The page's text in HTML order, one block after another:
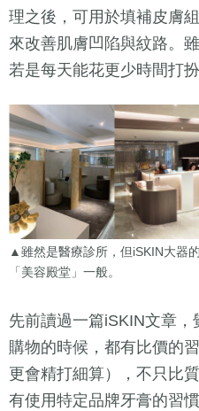
理之後，可用於填補皮膚
來改善肌膚凹陷與紋路。
若是每天能花更少時間打
▲雖然是醫療診所，但iSKIN大器
「美容殿堂」一般。
先前讀過一篇iSKIN文章
購物的時候，都有比價的
更會精打細算），不只比
有使用特定品牌牙膏的習